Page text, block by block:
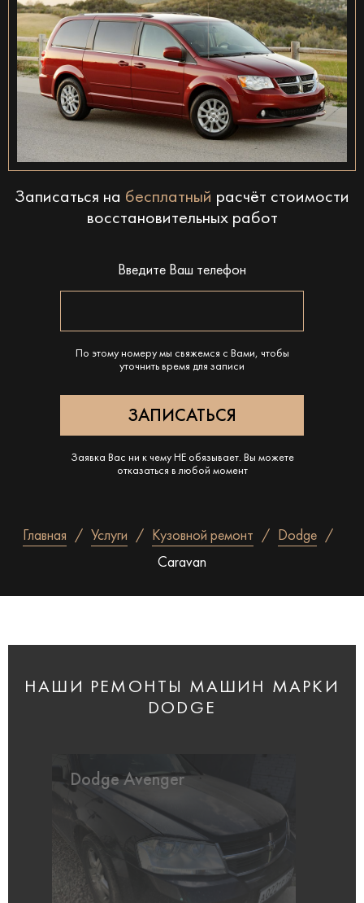
Записаться на бесплатный расчёт стоимости
восстановительных работ
Введите Ваш телефон
По этому номеру мы свяжемся с Вами, чтобы
уточнить время для записи
Заявка Вас ни к чему НЕ обязывает. Вы можете
отказаться в любой момент
Главная Услуги Кузовной ремонт
Dodge
Caravan
НАШИ РЕМОНТЫ МАШИН МАРКИ
DODGE
Dodge Avenger